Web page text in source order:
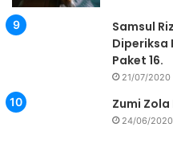
Samsul
Diperiksa
Paket 16.
21/07/2020
Zumi
24/06/2020